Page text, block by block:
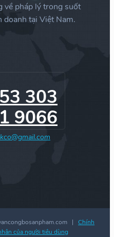
về pháp lý trong suốt
doanh tại Việt Nam.
303
9066
| Chính
của người tiêu dùng